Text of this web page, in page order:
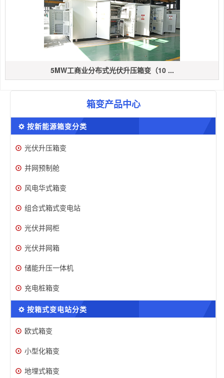
5MW工商业分布式光伏升压箱变（10 ...
箱变产品中心
按新能源箱变分类
光伏升压箱变
并网预制舱
风电华式箱变
组合式箱式变电站
光伏并网柜
光伏并网箱
储能升压一体机
充电桩箱变
按箱式变电站分类
欧式箱变
小型化箱变
地埋式箱变